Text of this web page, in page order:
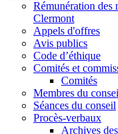
Rémunération des
Clermont
Appels d'offres
Avis publics
Code d’éthique
Comités et
Comités
Membres du
Séances du conseil
Procès-verbaux
Archives